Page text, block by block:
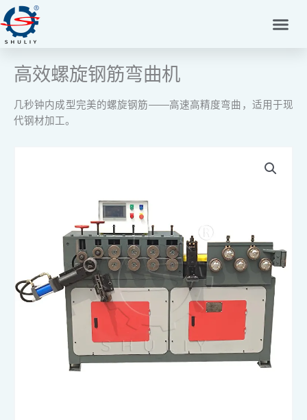
至
内
高效螺旋钢筋弯曲机
几秒钟内成型完美的螺旋钢筋——高速高精度弯曲，适用于现
代钢材加工。